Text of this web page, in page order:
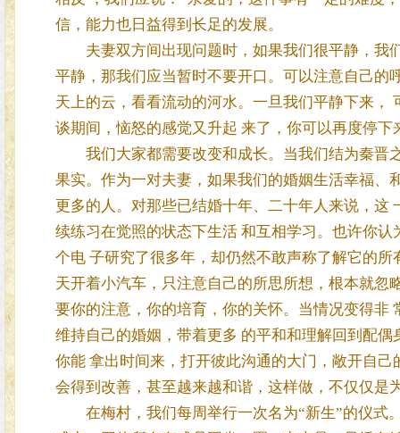
信，能力也日益得到长足的发展。
夫妻双方间出现问题时，如果我们很平静，我
平静，那我们应当暂时不要开口。可以注意自己的
天上的云，看看流动的河水。一旦我们平静下来
谈期间，恼怒的感觉又升起 来了，你可以再度停
我们大家都需要改变和成长。当我们结为秦晋
果实。作为一对夫妻，如果我们的婚姻生活幸福、
更多的人。对那些已结婚十年、二十年人来说，这
续练习在觉照的状态下生活 和互相学习。也许你
个电 子研究了很多年，却仍然不敢声称了解它的
天开着小汽车，只注意自己的所思所想，根本就
要你的注意，你的培育，你的关怀。当情况变得非
维持自己的婚姻，带着更多 的平和和理解回到配
你能 拿出时间来，打开彼此沟通的大门，敞开自
会得到改善，甚至越来越和谐，这样做，不仅仅是
在梅村，我们每周举行一次名为“新生”的仪式